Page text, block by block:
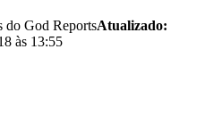
do God ReportsAtualizado:
às 13:55